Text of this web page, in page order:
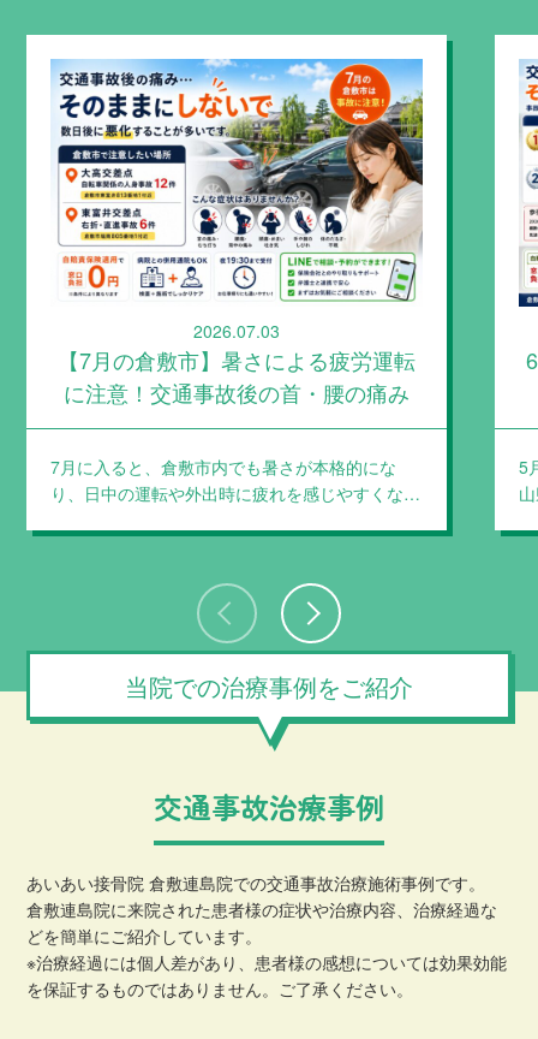
2026.07.03
【7月の倉敷市】暑さによる疲労運転
に注意！交通事故後の首・腰の痛み
7月に入ると、倉敷市内でも暑さが本格的にな
り、日中の運転や外出時に疲れを感じやすくな…
5
当院での治療事例をご紹介
交通事故治療事例
あいあい接骨院 倉敷連島院での交通事故治療施術事例です。
倉敷連島院に来院された患者様の症状や治療内容、治療経過な
どを簡単にご紹介しています。
※治療経過には個人差があり、患者様の感想については効果効能
を保証するものではありません。ご了承ください。